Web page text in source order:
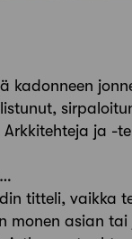
kadonneen
ja -
titteli, vaikka
monen asian tai